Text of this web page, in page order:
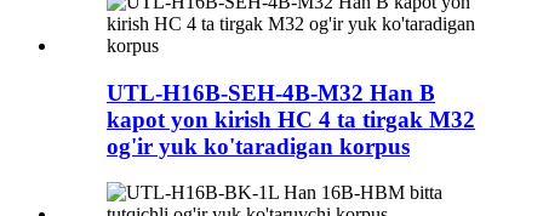
UTL-H16B-SEH-4B-M32 Han B
kapot yon kirish HC 4 ta tirgak M32
og'ir yuk ko'taradigan korpus